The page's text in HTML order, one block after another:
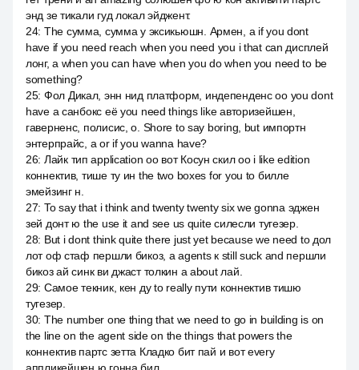
энд зе тикали гуд локал эйджент.
24: The сумма, сумма у эксикьюшн. Армен, а if you dont
have if you need reach when you need you i that can дисплей
лонг, а when you can have when you do when you need to be
something?
25: Фол Дикал, энн нид платформ, индепенденс оо you dont
have a санбокс её you need things like авторизейшен,
гаверненс, полисис, о. Shore to say boring, but импортн
энтерпрайс, а or if you wanna have?
26: Лайк тип application оо вот Косун скил оо i like edition
коннектив, тише ту ин the two boxes for you to билле
эмейзинг н.
27: To say that i think and twenty twenty six we gonna эджен
зей донт ю the use it and see us quite силесли тугезер.
28: But i dont think quite there just yet because we need to дол
лот оф стаф першли бикоз, а agents к still suck and першли
бикоз ай синк ви джаст толкин а about лай.
29: Самое текник, кен ду to really пути коннектив тишю
тугезер.
30: The number one thing that we need to go in building is on
the line on the agent side on the things that powers the
коннектив партс зетта Кладко бит пай и вот every